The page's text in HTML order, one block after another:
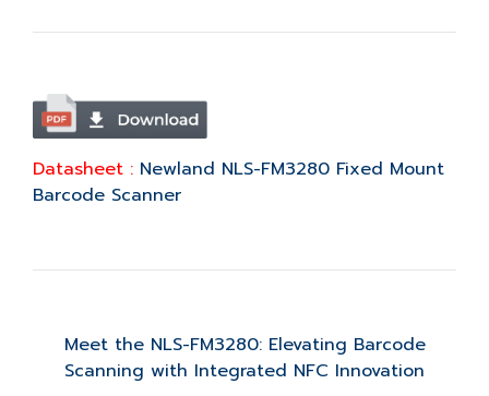
Datasheet : Newland NLS-FM3280 Fixed Mount
Barcode Scanner
Meet the NLS-FM3280: Elevating Barcode
Scanning with Integrated NFC Innovation